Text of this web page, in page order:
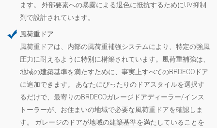
ます。 外部要素への暴露による退色に抵抗するためにUV抑制
剤で設計されています。
風荷重ドア
風荷重ドアは、内部の風荷重補強システムにより、特定の強風
圧力に耐えるように特別に構築されています。風荷重補強は、
地域の建築基準を満たすために、事実上すべてのBRDECOドア
に追加できます。 あなたにぴったりのドアスタイルを選択す
るだけで、最寄りのBRDECOガレージドアディーラー/インス
トーラーが、お住まいの地域で必要な風荷重ドアを確認しま
す。 ガレージのドアが地域の建築基準を満たしていることを